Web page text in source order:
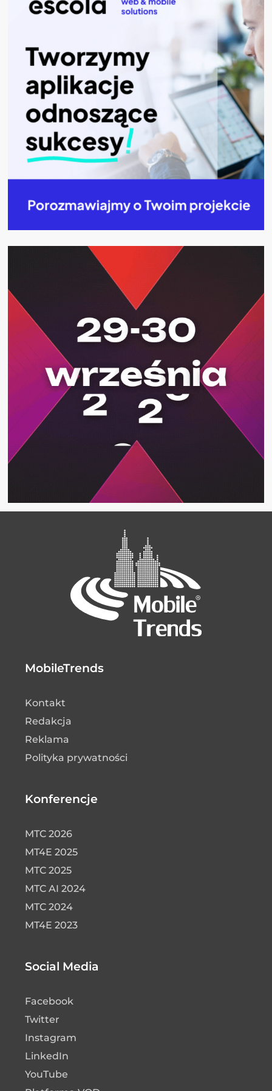
MobileTrends
Kontakt
Redakcja
Reklama
Polityka prywatności
Konferencje
MTC 2026
MT4E 2025
MTC 2025
MTC AI 2024
MTC 2024
MT4E 2023
Social Media
Facebook
Twitter
Instagram
LinkedIn
YouTube